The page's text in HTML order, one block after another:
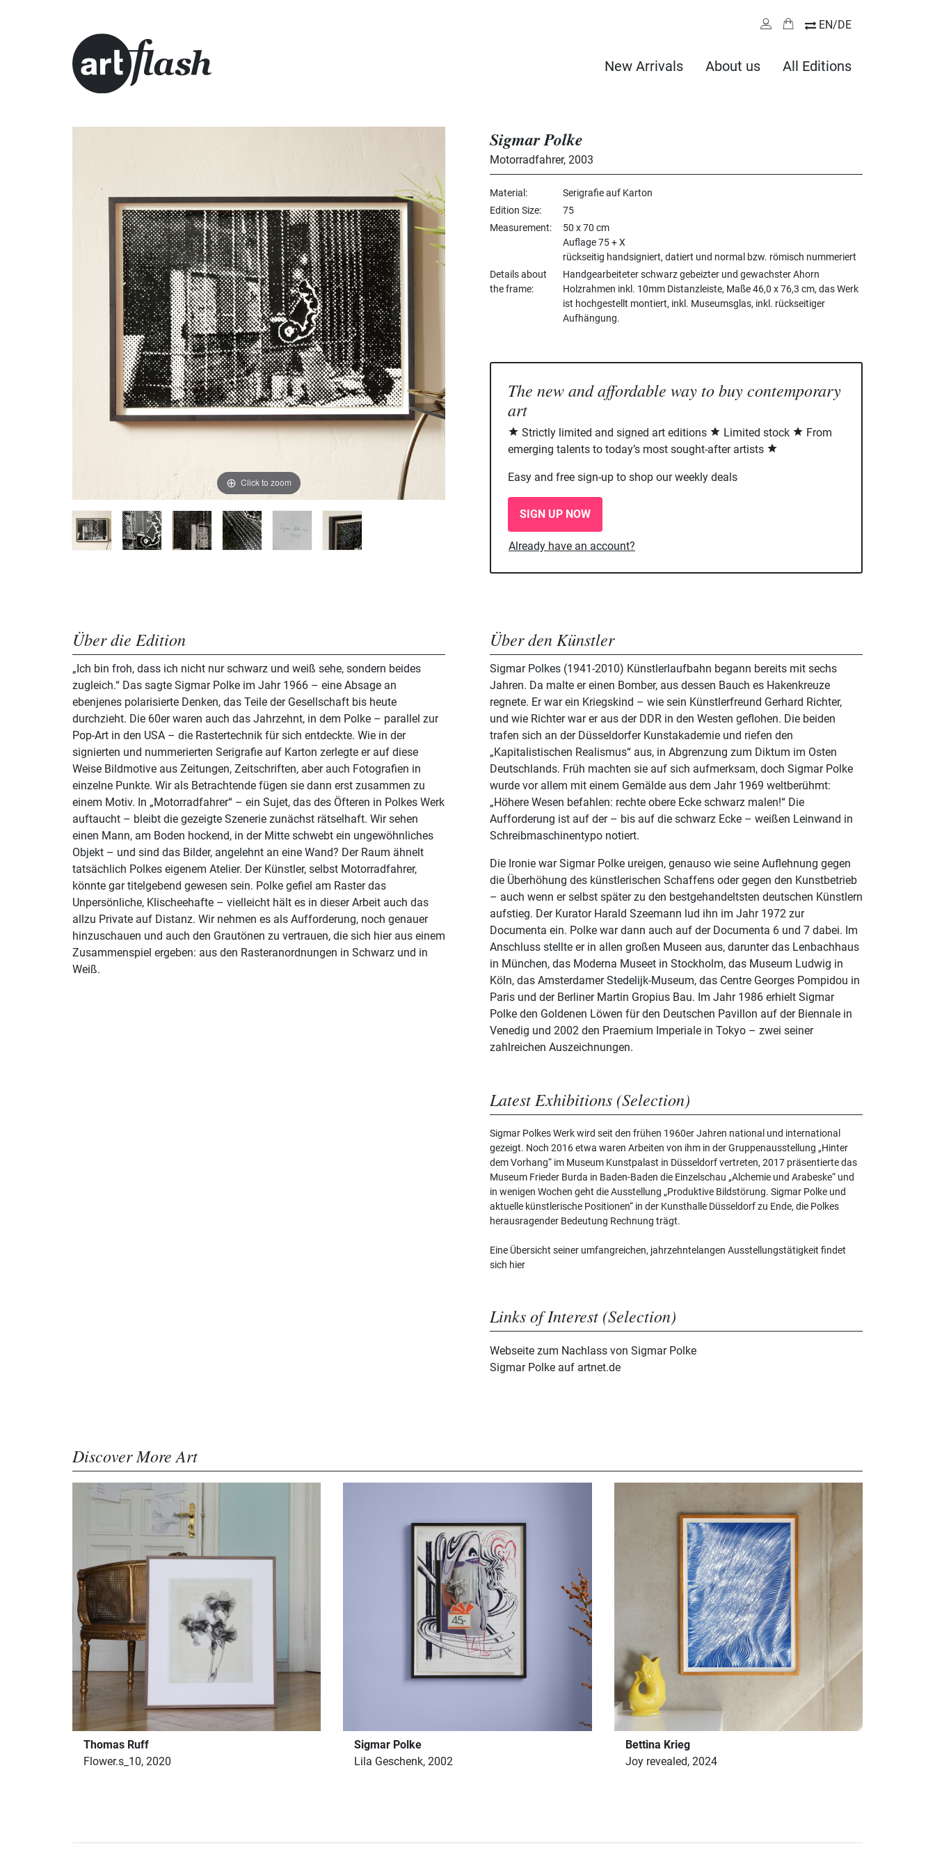
EN/DE
New Arrivals About us All Editions
Click to zoom
Sigmar Polke
Motorradfahrer, 2003
Material
Serigrafie auf Karton
Edition Size
75
Measurement
50 x 70 cm
Auflage 75 + X
rückseitig handsigniert, datiert und normal bzw. römisch nummeriert
Details about
the frame
Handgearbeiteter schwarz gebeizter und gewachster Ahorn
Holzrahmen inkl. 10mm Distanzleiste, Maße 46,0 x 76,3 cm, das Werk
ist hochgestellt montiert, inkl. Museumsglas, inkl. rückseitiger
Aufhängung.
The new and affordable way to buy contemporary
art
Strictly limited and signed art editions Limited stock
From
emerging talents to today’s most sought-after artists
Easy and free sign-up to shop our weekly deals
SIGN UP NOW
Already have an account?
Über die Edition
„Ich bin froh, dass ich nicht nur schwarz und weiß sehe, sondern beides
zugleich.“ Das sagte Sigmar Polke im Jahr 1966 – eine Absage an
ebenjenes polarisierte Denken, das Teile der Gesellschaft bis heute
durchzieht. Die 60er waren auch das Jahrzehnt, in dem Polke – parallel zur
Pop-Art in den USA – die Rastertechnik für sich entdeckte. Wie in der
signierten und nummerierten Serigrafie auf Karton zerlegte er auf diese
Weise Bildmotive aus Zeitungen, Zeitschriften, aber auch Fotografien in
einzelne Punkte. Wir als Betrachtende fügen sie dann erst zusammen zu
einem Motiv. In „Motorradfahrer“ – ein Sujet, das des Öfteren in Polkes Werk
auftaucht – bleibt die gezeigte Szenerie zunächst rätselhaft. Wir sehen
einen Mann, am Boden hockend, in der Mitte schwebt ein ungewöhnliches
Objekt – und sind das Bilder, angelehnt an eine Wand? Der Raum ähnelt
tatsächlich Polkes eigenem Atelier. Der Künstler, selbst Motorradfahrer,
könnte gar titelgebend gewesen sein. Polke gefiel am Raster das
Unpersönliche, Klischeehafte – vielleicht hält es in dieser Arbeit auch das
allzu Private auf Distanz. Wir nehmen es als Aufforderung, noch genauer
hinzuschauen und auch den Grautönen zu vertrauen, die sich hier aus einem
Zusammenspiel ergeben: aus den Rasteranordnungen in Schwarz und in
Weiß.
Über den Künstler
Sigmar Polkes (1941-2010) Künstlerlaufbahn begann bereits mit sechs
Jahren. Da malte er einen Bomber, aus dessen Bauch es Hakenkreuze
regnete. Er war ein Kriegskind – wie sein Künstlerfreund Gerhard Richter,
und wie Richter war er aus der DDR in den Westen geflohen. Die beiden
trafen sich an der Düsseldorfer Kunstakademie und riefen den
„Kapitalistischen Realismus“ aus, in Abgrenzung zum Diktum im Osten
Deutschlands. Früh machten sie auf sich aufmerksam, doch Sigmar Polke
wurde vor allem mit einem Gemälde aus dem Jahr 1969 weltberühmt:
„Höhere Wesen befahlen: rechte obere Ecke schwarz malen!“ Die
Aufforderung ist auf der – bis auf die schwarz Ecke – weißen Leinwand in
Schreibmaschinentypo notiert.
Die Ironie war Sigmar Polke ureigen, genauso wie seine Auflehnung gegen
die Überhöhung des künstlerischen Schaffens oder gegen den Kunstbetrieb
– auch wenn er selbst später zu den bestgehandeltsten deutschen Künstlern
aufstieg. Der Kurator Harald Szeemann lud ihn im Jahr 1972 zur
Documenta ein. Polke war dann auch auf der Documenta 6 und 7 dabei. Im
Anschluss stellte er in allen großen Museen aus, darunter das Lenbachhaus
in München, das Moderna Museet in Stockholm, das Museum Ludwig in
Köln, das Amsterdamer Stedelijk-Museum, das Centre Georges Pompidou in
Paris und der Berliner Martin Gropius Bau. Im Jahr 1986 erhielt Sigmar
Polke den Goldenen Löwen für den Deutschen Pavillon auf der Biennale in
Venedig und 2002 den Praemium Imperiale in Tokyo – zwei seiner
zahlreichen Auszeichnungen.
Latest Exhibitions (Selection)
Sigmar Polkes Werk wird seit den frühen 1960er Jahren national und international
gezeigt. Noch 2016 etwa waren Arbeiten von ihm in der Gruppenausstellung „Hinter
dem Vorhang“ im Museum Kunstpalast in Düsseldorf vertreten, 2017 präsentierte das
Museum Frieder Burda in Baden-Baden die Einzelschau „Alchemie und Arabeske“ und
in wenigen Wochen geht die Ausstellung „Produktive Bildstörung. Sigmar Polke und
aktuelle künstlerische Positionen“ in der Kunsthalle Düsseldorf zu Ende, die Polkes
herausragender Bedeutung Rechnung trägt.
Eine Übersicht seiner umfangreichen, jahrzehntelangen Ausstellungstätigkeit findet
sich hier
Links of Interest (Selection)
Webseite zum Nachlass von Sigmar Polke
Sigmar Polke auf artnet.de
Discover More Art
Thomas Ruff
Flower.s_10, 2020
Sigmar Polke
Lila Geschenk, 2002
Bettina Krieg
Joy revealed, 2024